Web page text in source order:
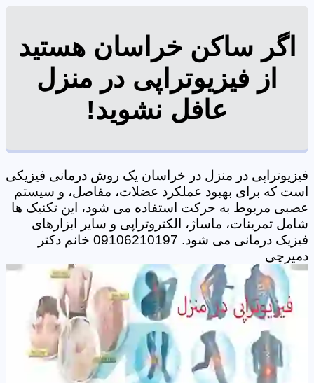
اگر ساکن خراسان هستید
از فیزیوتراپی در منزل
عافل نشوید!
فیزیوتراپی در منزل در خراسان یک روش درمانی فیزیکی
است که برای بهبود عملکرد عضلات، مفاصل، و سیستم
عصبی مربوط به حرکت استفاده می شود، این تکنیک ها
شامل تمرینات، ماساژ، الکتروتراپی و سایر ابزارهای
فیزیک درمانی می شود. 09106210197 خانم دکتر
دمیرچی